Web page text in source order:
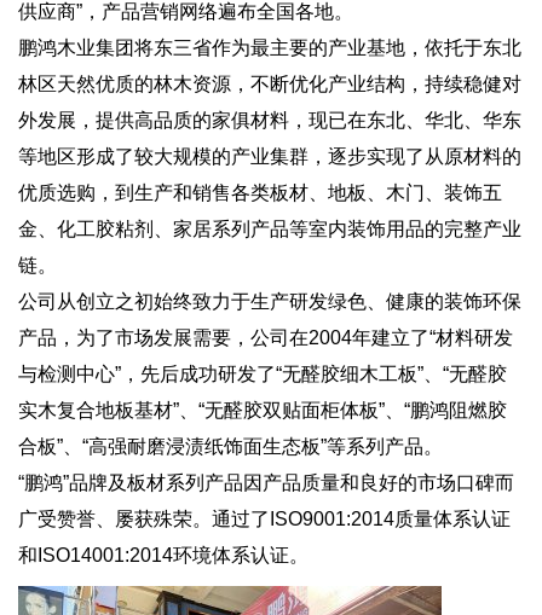
供应商”，产品营销网络遍布全国各地。
鹏鸿木业集团将东三省作为最主要的产业基地，依托于东北
林区天然优质的林木资源，不断优化产业结构，持续稳健对
外发展，提供高品质的家俱材料，现已在东北、华北、华东
等地区形成了较大规模的产业集群，逐步实现了从原材料的
优质选购，到生产和销售各类板材、地板、木门、装饰五
金、化工胶粘剂、家居系列产品等室内装饰用品的完整产业
链。
公司从创立之初始终致力于生产研发绿色、健康的装饰环保
产品，为了市场发展需要，公司在2004年建立了“材料研发
与检测中心”，先后成功研发了“无醛胶细木工板”、“无醛胶
实木复合地板基材”、“无醛胶双贴面柜体板”、“鹏鸿阻燃胶
合板”、“高强耐磨浸渍纸饰面生态板”等系列产品。
“鹏鸿”品牌及板材系列产品因产品质量和良好的市场口碑而
广受赞誉、屡获殊荣。通过了ISO9001:2014质量体系认证
和ISO14001:2014环境体系认证。